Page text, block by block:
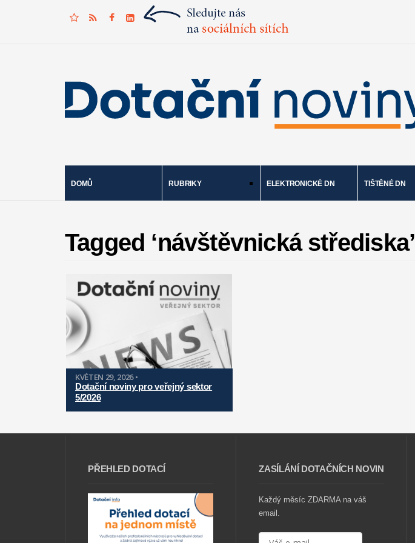
DOMŮ RUBRIKY ELEKTRONICKÉ DN TIŠTĚNÉ DN
Tagged ‘návštěvnická střediska’
KVĚTEN 29, 2026 •
Dotační noviny pro veřejný sektor
5/2026
PŘEHLED DOTACÍ ZASÍLÁNÍ DOTAČNÍCH NOVIN
Každý měsíc ZDARMA na váš
email.